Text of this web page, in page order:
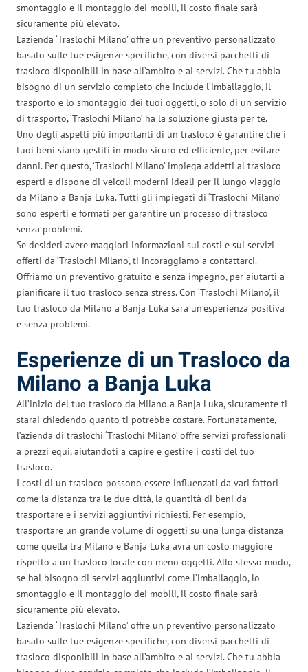
smontaggio e il montaggio dei mobili, il costo finale sarà
sicuramente più elevato.
L’azienda ‘Traslochi Milano’ offre un preventivo personalizzato
basato sulle tue esigenze specifiche, con diversi pacchetti di
trasloco disponibili in base all’ambito e ai servizi. Che tu abbia
bisogno di un servizio completo che include l’imballaggio, il
trasporto e lo smontaggio dei tuoi oggetti, o solo di un servizio
di trasporto, ‘Traslochi Milano’ ha la soluzione giusta per te.
Uno degli aspetti più importanti di un trasloco è garantire che i
tuoi beni siano gestiti in modo sicuro ed efficiente, per evitare
danni. Per questo, ‘Traslochi Milano’ impiega addetti al trasloco
esperti e dispone di veicoli moderni ideali per il lungo viaggio
da Milano a Banja Luka. Tutti gli impiegati di ‘Traslochi Milano’
sono esperti e formati per garantire un processo di trasloco
senza problemi.
Se desideri avere maggiori informazioni sui costi e sui servizi
offerti da ‘Traslochi Milano’, ti incoraggiamo a contattarci.
Offriamo un preventivo gratuito e senza impegno, per aiutarti a
pianificare il tuo trasloco senza stress. Con ‘Traslochi Milano’, il
tuo trasloco da Milano a Banja Luka sarà un’esperienza positiva
e senza problemi.
Esperienze di un Trasloco da
Milano a Banja Luka
All’inizio del tuo trasloco da Milano a Banja Luka, sicuramente ti
starai chiedendo quanto ti potrebbe costare. Fortunatamente,
l’azienda di traslochi ‘Traslochi Milano’ offre servizi professionali
a prezzi equi, aiutandoti a capire e gestire i costi del tuo
trasloco.
I costi di un trasloco possono essere influenzati da vari fattori
come la distanza tra le due città, la quantità di beni da
trasportare e i servizi aggiuntivi richiesti. Per esempio,
trasportare un grande volume di oggetti su una lunga distanza
come quella tra Milano e Banja Luka avrà un costo maggiore
rispetto a un trasloco locale con meno oggetti. Allo stesso modo,
se hai bisogno di servizi aggiuntivi come l’imballaggio, lo
smontaggio e il montaggio dei mobili, il costo finale sarà
sicuramente più elevato.
L’azienda ‘Traslochi Milano’ offre un preventivo personalizzato
basato sulle tue esigenze specifiche, con diversi pacchetti di
trasloco disponibili in base all’ambito e ai servizi. Che tu abbia